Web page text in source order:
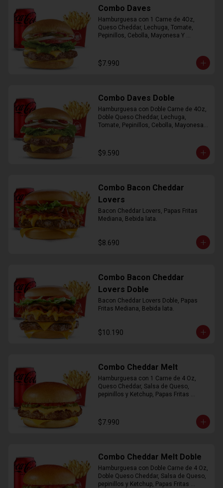
Combo Daves
Hamburguesa con 1 Carne de 4Oz,
Queso Cheddar, Lechuga, Tomate,
Pepinillos, Cebolla, Mayonesa Y
$7.990
Combo Daves Doble
Hamburguesa con Doble Carne de 4Oz,
Doble Queso Cheddar, Lechuga,
Tomate, Pepinillos, Cebolla, Mayonesa y
$9.590
Combo Bacon Cheddar
Lovers
Bacon Cheddar Lovers, Papas Fritas
Mediana, Bebida lata.
$8.690
Combo Bacon Cheddar
Lovers Doble
Bacon Cheddar Lovers Doble, Papas
Fritas Mediana, Bebida lata.
$10.190
Combo Cheddar Melt
Hamburguesa con 1 Carne de 4 Oz,
Queso Cheddar, Salsa de Queso,
pepinillos y Ketchup, Papas Fritas
$7.990
Combo Cheddar Melt Doble
Hamburguesa con Doble Carne de 4 Oz,
Doble Queso Cheddar, Salsa de Queso,
pepinillos y Ketchup, Papas Fritas